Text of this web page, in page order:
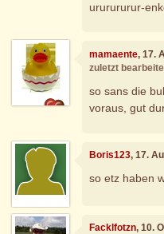
ururururur-
mamaente, 17.
zuletzt
so sans die
voraus, gut
Boris123, 17.
so etz haben
Facklfotzn, 10.